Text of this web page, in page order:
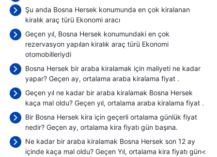
Şu anda Bosna Hersek konumunda en çok kiralanan
kiralık araç türü Ekonomi aracı
Geçen yıl, Bosna Hersek konumundaki en çok
rezervasyon yapılan kiralık araç türü Ekonomi
otomobilleriydi
Bosna Hersek bir araba kiralamak için maliyeti ne kadar
yapar? Geçen ay, ortalama araba kiralama fiyat .
Geçen yıl ne kadar bir araba kiralamak Bosna Hersek
kaça mal oldu? Geçen yıl, ortalama araba kiralama fiyat .
Bir Bosna Hersek kira için geçerli ortalama günlük fiyat
nedir? Geçen ay, ortalama kira fiyatı gün başına.
Ne kadar bir araba kiralamak Bosna Hersek son 12 ay
içinde kaça mal oldu? Geçen Yıl, ortalama kira fiyatı gün<